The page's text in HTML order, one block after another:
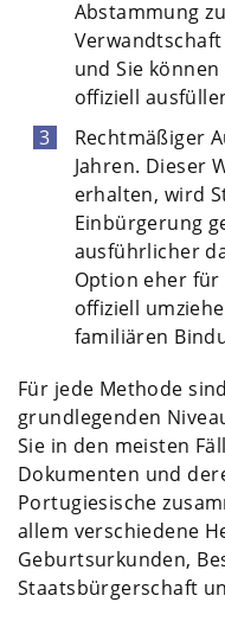
Abstammung
und Sie
offiziell
Rechtmäßiger
Jahren. Dieser
erhalten, wird
Einbürgerung
ausführlicher
Option eher
offiziell
familiären
Für jede Methode
grundlegenden
Sie in den meisten
Dokumenten und
Portugiesische
allem verschiedene
Geburtsurkunden,
Staatsbürgerschaft